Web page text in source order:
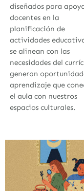
diseñados para
docentes en la
planificación de
actividades
se alinean con las
necesidades del
generan
aprendizaje que
el aula con nuestros
espacios culturales.